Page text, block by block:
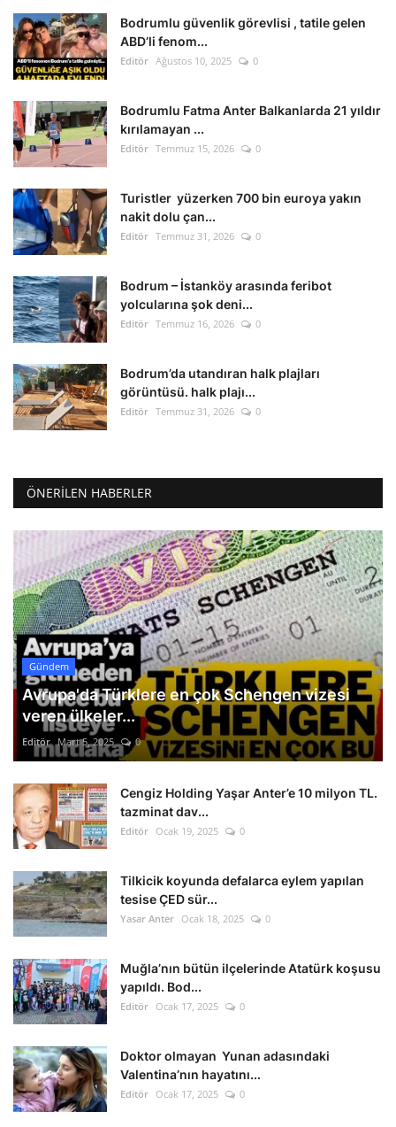
Bodrumlu güvenlik görevlisi , tatile gelen
ABD’li fenom...
Editör Ağustos 10, 2025 0
Bodrumlu Fatma Anter Balkanlarda 21 yıldır
kırılamayan ...
Editör Temmuz 15, 2026 0
Turistler yüzerken 700 bin euroya yakın
nakit dolu çan...
Editör Temmuz 31, 2026 0
Bodrum – İstanköy arasında feribot
yolcularına şok deni...
Editör Temmuz 16, 2026 0
Bodrum’da utandıran halk plajları
görüntüsü. halk plajı...
Editör Temmuz 31, 2026 0
ÖNERILEN HABERLER
Gündem
Avrupa'da Türklere en çok Schengen vizesi
veren ülkeler...
Editör Mart 5, 2025 0
Cengiz Holding Yaşar Anter’e 10 milyon TL.
tazminat dav...
Editör Ocak 19, 2025 0
Tilkicik koyunda defalarca eylem yapılan
tesise ÇED sür...
Yasar Anter Ocak 18, 2025 0
Muğla’nın bütün ilçelerinde Atatürk koşusu
yapıldı. Bod...
Editör Ocak 17, 2025 0
Doktor olmayan Yunan adasındaki
Valentina’nın hayatını...
Editör Ocak 17, 2025 0